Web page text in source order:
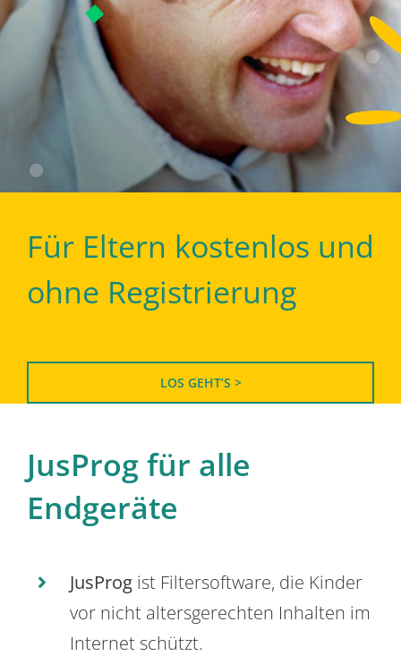
Für Eltern kostenlos und
ohne Registrierung
LOS GEHT’S >
JusProg für alle
Endgeräte
JusProg ist Filtersoftware, die Kinder
vor nicht altersgerechten Inhalten im
Internet schützt.